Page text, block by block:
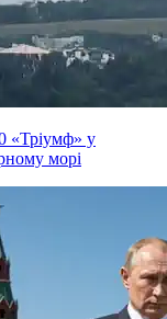
«Тріумф» у
морі